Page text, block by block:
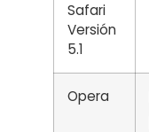
Safari
Versión
5.1
Opera